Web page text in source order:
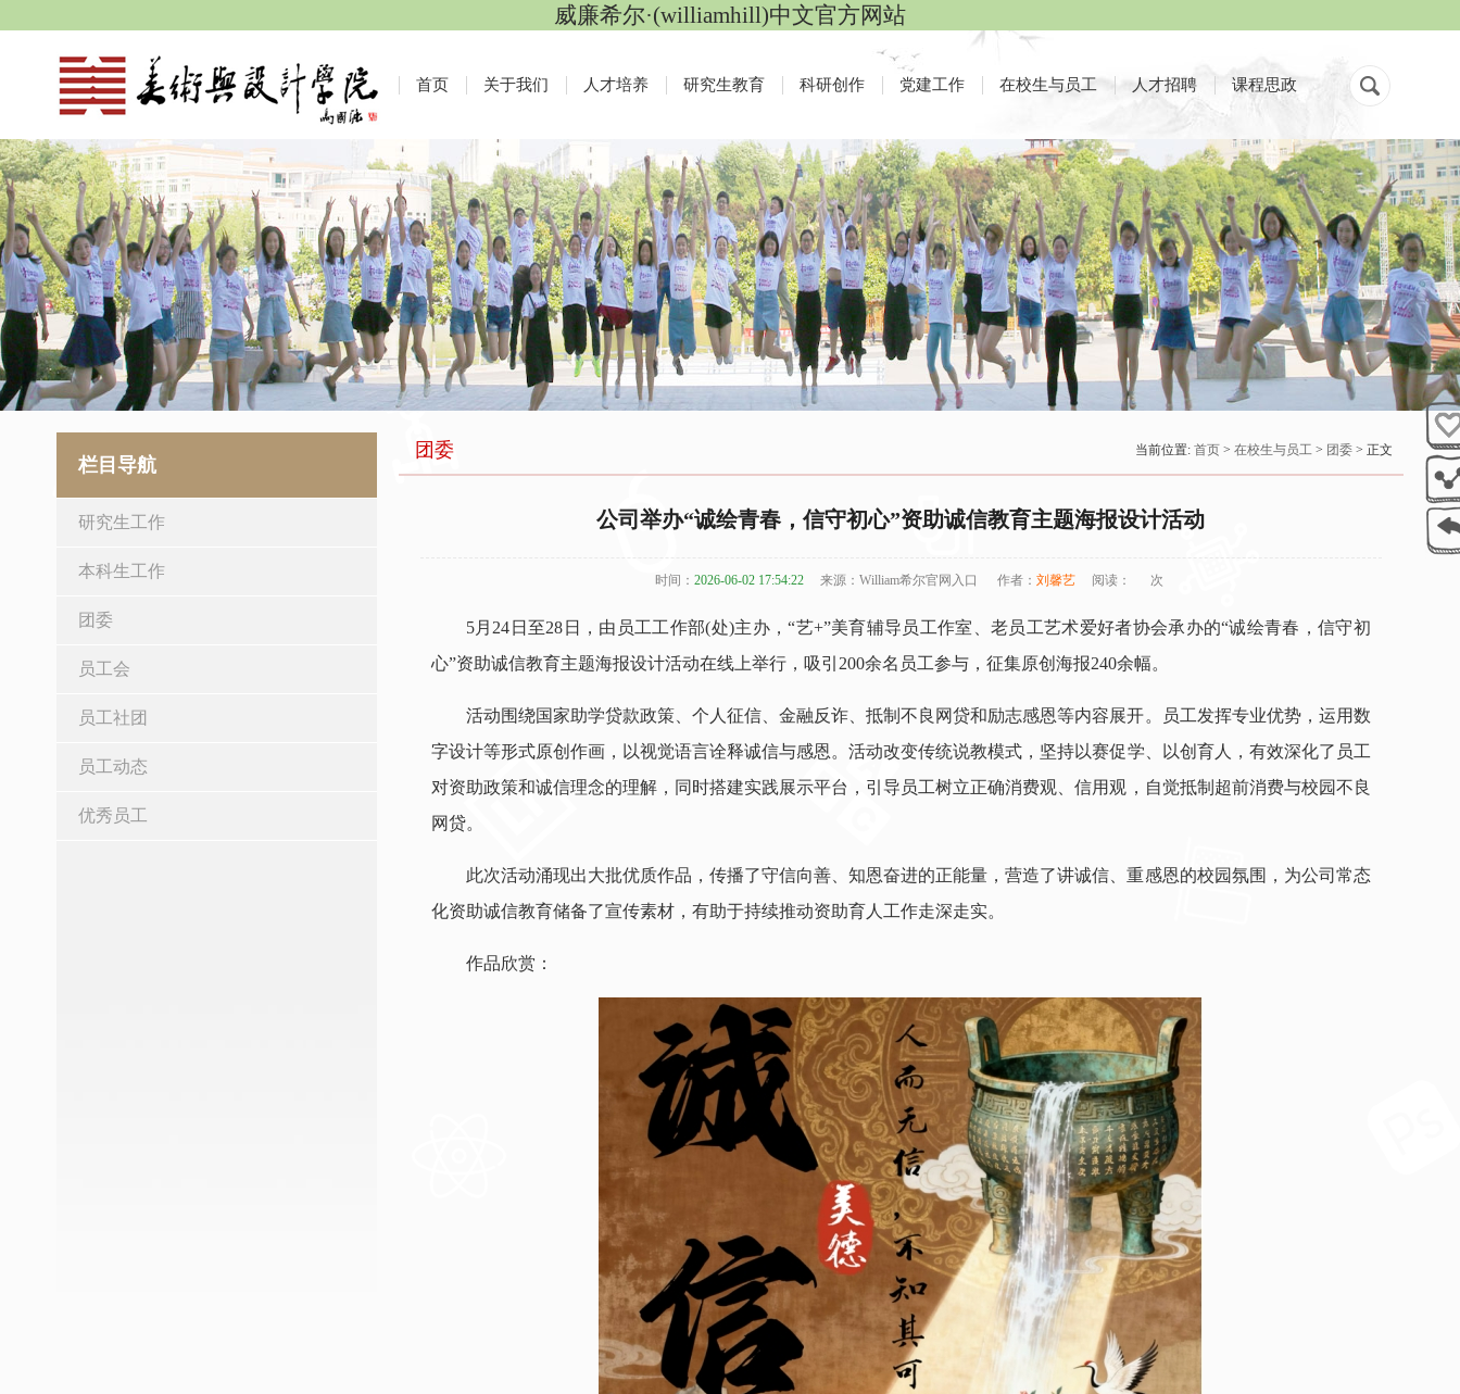
威廉希尔·(williamhill)中文官方网站
首页 关于我们 人才培养 研究生教育 科研创作 党建工作 在校生与员工 人才招聘 课程思政
栏目导航
研究生工作
本科生工作
团委
员工会
员工社团
员工动态
优秀员工
团委 当前位置: 首页> 在校生与员工> 团委> 正文
公司举办“诚绘青春，信守初心”资助诚信教育主题海报设计活动
时间： 2026-06-02 17:54:22 来源：William希尔官网入口 作者： 刘馨艺 阅读： 次
5月24日至28日，由员工工作部(处)主办，“艺+”美育辅导员工作室、老员工艺术爱好者协会承办的“诚绘青春，信守初
心”资助诚信教育主题海报设计活动在线上举行，吸引200余名员工参与，征集原创海报240余幅。
活动围绕国家助学贷款政策、个人征信、金融反诈、抵制不良网贷和励志感恩等内容展开。员工发挥专业优势，运用数
字设计等形式原创作画，以视觉语言诠释诚信与感恩。活动改变传统说教模式，坚持以赛促学、以创育人，有效深化了员工
对资助政策和诚信理念的理解，同时搭建实践展示平台，引导员工树立正确消费观、信用观，自觉抵制超前消费与校园不良
网贷。
此次活动涌现出大批优质作品，传播了守信向善、知恩奋进的正能量，营造了讲诚信、重感恩的校园氛围，为公司常态
化资助诚信教育储备了宣传素材，有助于持续推动资助育人工作走深走实。
作品欣赏：